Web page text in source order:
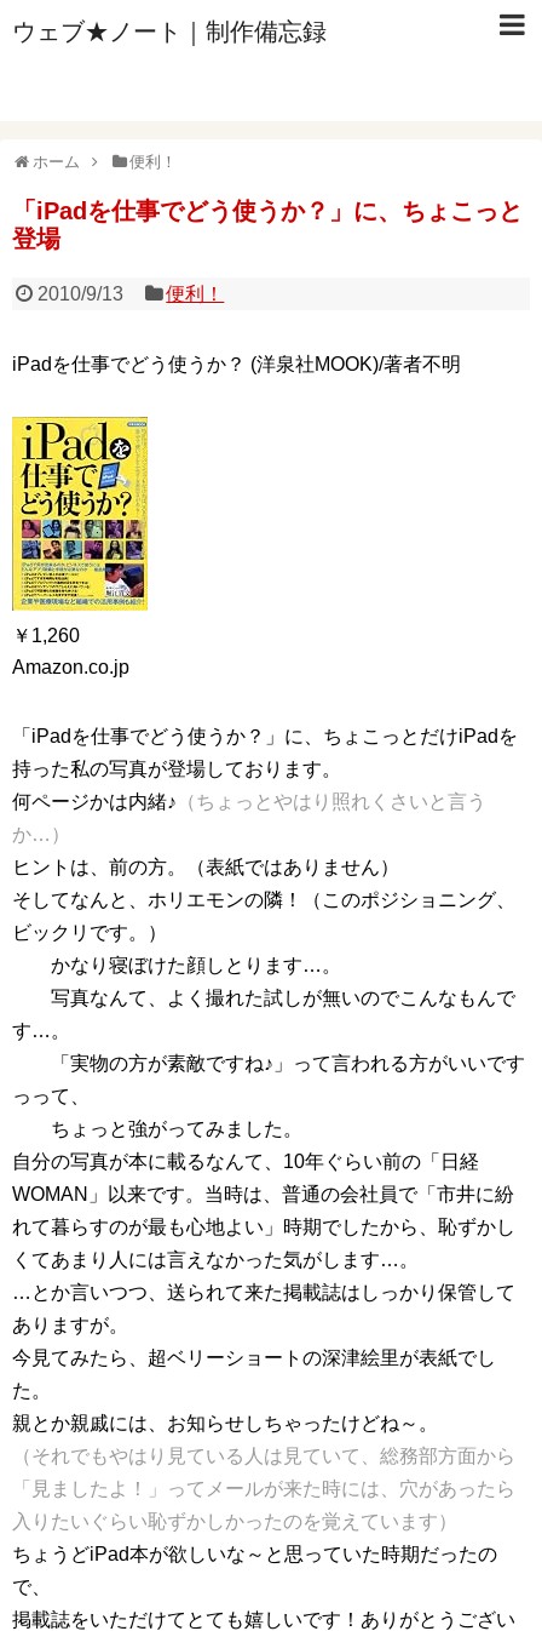
ウェブ★ノート｜制作備忘録
ホーム 便利！
「iPadを仕事でどう使うか？」に、ちょこっと
登場
2010/9/13 便利！
iPadを仕事でどう使うか？ (洋泉社MOOK)/著者不明
￥1,260
Amazon.co.jp
「iPadを仕事でどう使うか？」に、ちょこっとだけiPadを
持った私の写真が登場しております。
何ページかは内緒♪ （ちょっとやはり照れくさいと言う
か…）
ヒントは、前の方。（表紙ではありません）
そしてなんと、ホリエモンの隣！（このポジショニング、
ビックリです。）
かなり寝ぼけた顔しとります…。
写真なんて、よく撮れた試しが無いのでこんなもんで
す…。
「実物の方が素敵ですね♪」って言われる方がいいです
っって、
ちょっと強がってみました。
自分の写真が本に載るなんて、10年ぐらい前の「日経
WOMAN」以来です。当時は、普通の会社員で「市井に紛
れて暮らすのが最も心地よい」時期でしたから、恥ずかし
くてあまり人には言えなかった気がします…。
…とか言いつつ、送られて来た掲載誌はしっかり保管して
ありますが。
今見てみたら、超ベリーショートの深津絵里が表紙でし
た。
親とか親戚には、お知らせしちゃったけどね～。
（それでもやはり見ている人は見ていて、総務部方面から
「見ましたよ！」ってメールが来た時には、穴があったら
入りたいぐらい恥ずかしかったのを覚えています）
ちょうどiPad本が欲しいな～と思っていた時期だったの
で、
掲載誌をいただけてとても嬉しいです！ありがとうござい